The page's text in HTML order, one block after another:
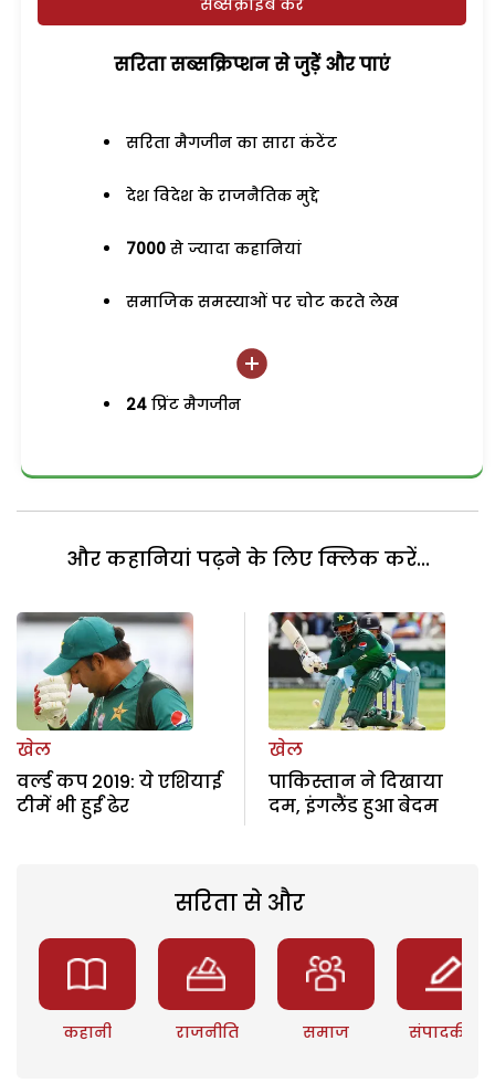
सब्सक्राइब करें
सरिता सब्सक्रिप्शन से जुड़ेें और पाएं
सरिता मैगजीन का सारा कंटेंट
देश विदेश के राजनैतिक मुद्दे
7000 से ज्यादा कहानियां
समाजिक समस्याओं पर चोट करते लेख
24 प्रिंट मैगजीन
और कहानियां पढ़ने के लिए क्लिक करें...
खेल
वर्ल्ड कप 2019: ये एशियाई
टीमें भी हुईं ढेर
खेल
पाकिस्तान ने दिखाया
दम, इंगलैंड हुआ बेदम
सरिता से और
कहानी राजनीति समाज संपादकीय